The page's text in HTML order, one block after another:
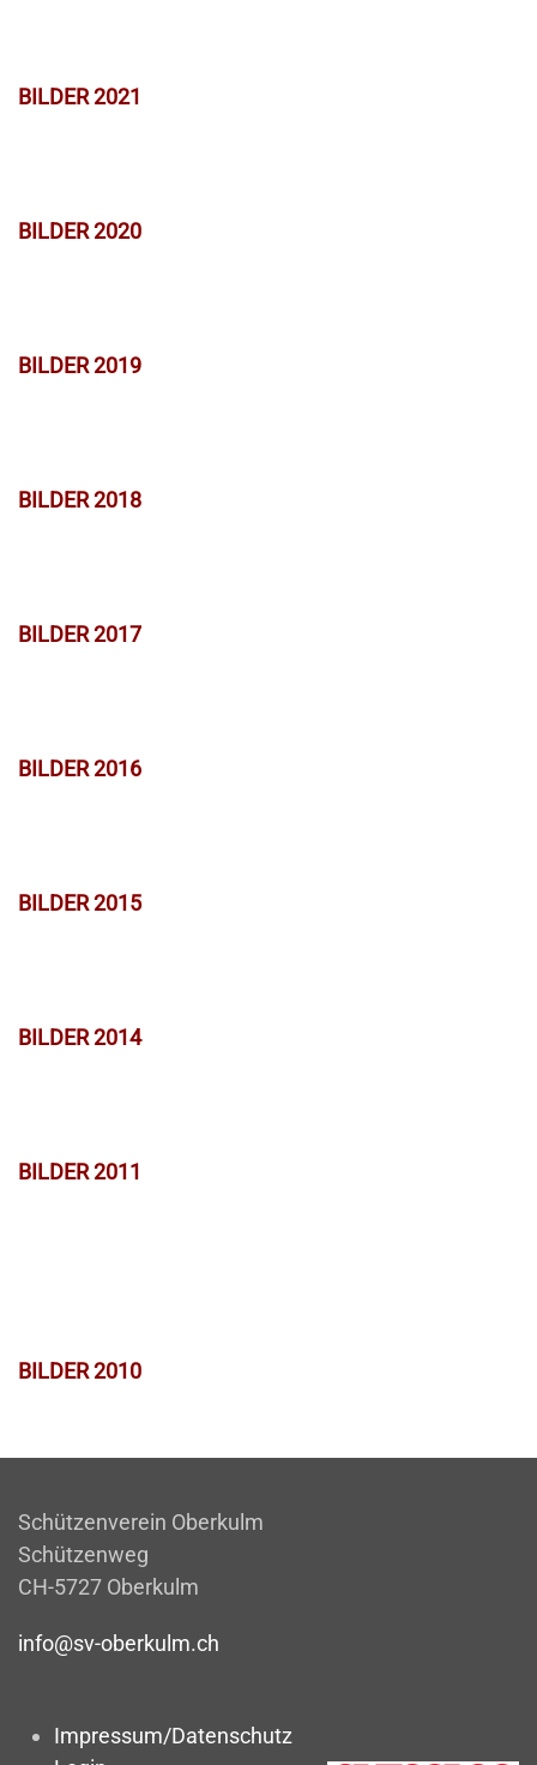
BILDER 2021
BILDER 2020
BILDER 2019
BILDER 2018
BILDER 2017
BILDER 2016
BILDER 2015
BILDER 2014
BILDER 2011
BILDER 2010
Schützenverein Oberkulm
Schützenweg
CH-5727 Oberkulm
info@sv-oberkulm.ch
Impressum/Datenschutz